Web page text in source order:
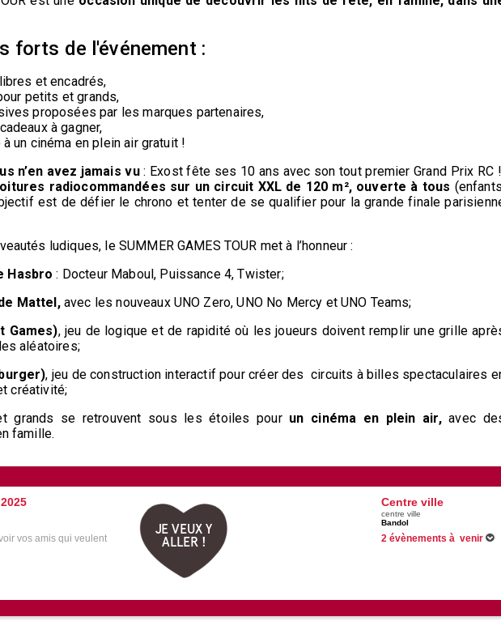
forts de l'événement :
et encadrés,
petits et grands,
proposées par les marques partenaires,
à gagner,
un cinéma en plein air gratuit !
n’en avez jamais vu: Exost fête ses 10 ans avec son tout premier Grand Prix RC !
radiocommandées sur un circuit XXL de 120 m², ouverte à tous
est de défier le chrono et tenter de se qualifier pour la grande finale
ludiques, le SUMMER GAMES TOUR met à l’honneur :
Hasbro : Docteur Maboul, Puissance 4, Twister;
Mattel,avec les nouveaux UNO Zero, UNO No Mercy et UNO Teams;
Games), jeu de logique et de rapidité où les joueurs doivent remplir une grille
aléatoires;
, jeu de construction interactif pour créer des circuits à billes spectaculaires
créativité;
grands se retrouvent sous les étoiles pour un cinéma en plein air,avec
famille.
vos amis qui veulent
JE VEUX Y
ALLER !
Centre ville
centre ville
Bandol
2 évènements à venir